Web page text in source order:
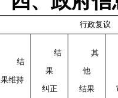
行政复议
结
果维持
结
果
纠正
其
他
结果